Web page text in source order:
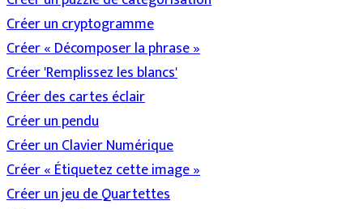
Créer un cryptogramme
Créer « Décomposer la phrase »
Créer 'Remplissez les blancs'
Créer des cartes éclair
Créer un pendu
Créer un Clavier Numérique
Créer « Étiquetez cette image »
Créer un jeu de Quartettes